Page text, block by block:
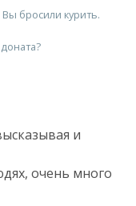
бросили курить.
и
очень много